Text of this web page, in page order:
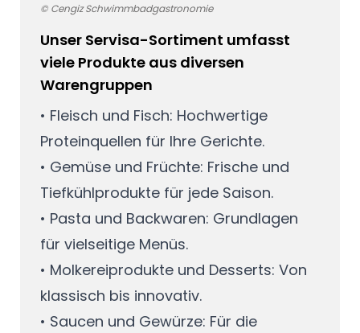
Unser Servisa-Sortiment umfasst
viele Produkte aus diversen
Warengruppen
• Fleisch und Fisch: Hochwertige
Proteinquellen für Ihre Gerichte.
• Gemüse und Früchte: Frische und
Tiefkühlprodukte für jede Saison.
• Pasta und Backwaren: Grundlagen
für vielseitige Menüs.
• Molkereiprodukte und Desserts: Von
klassisch bis innovativ.
• Saucen und Gewürze: Für die
© Cengiz Schwimmbadgastronomie